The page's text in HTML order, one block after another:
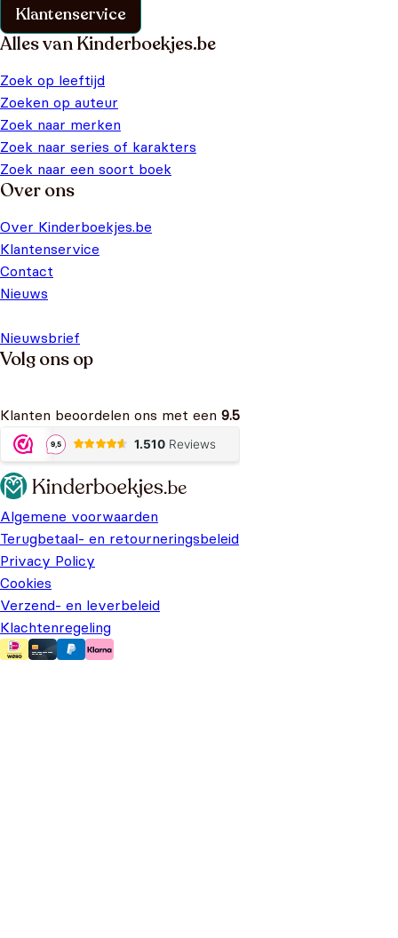
Klantenservice
Alles van Kinderboekjes.be
Zoek op leeftijd
Zoeken op auteur
Zoek naar merken
Zoek naar series of karakters
Zoek naar een soort boek
Over ons
Over Kinderboekjes.be
Klantenservice
Contact
Nieuws
Nieuwsbrief
Volg ons op
Klanten beoordelen ons met een 9.5
Algemene voorwaarden
Terugbetaal- en retourneringsbeleid
Privacy Policy
Cookies
Verzend- en leverbeleid
Klachtenregeling